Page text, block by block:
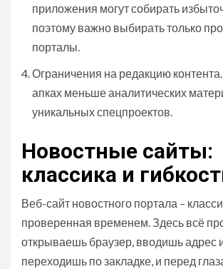
приложения могут собирать
поэтому важно выбирать только
порталы.
Ограничения на редакцию
апках меньше аналитических
уникальных спецпроектов.
Новостные сайты:
классика и
Веб-сайт новостного портала –
проверенная временем. Здесь всё
открываешь браузер, вводишь адрес
переходишь по закладке, и перед